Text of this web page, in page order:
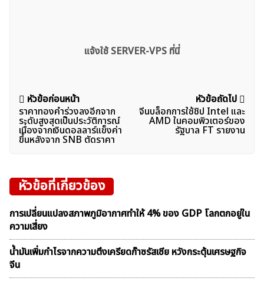
แจ้งใช้ SERVER-VPS ที่นี่
แนะแนว
เรื่อง
หัวข้อก่อนหน้า
ราคาทองคำร่วงลงอีกจาก
ระดับสูงสุดเป็นประวัติการณ์
เนื่องจากเงินดอลลาร์แข็งค่า
ขึ้นหลังจาก SNB ตัดราคา
หัวข้อถัดไป
จีนบล็อกการใช้ชิป Intel และ
AMD ในคอมพิวเตอร์ของ
รัฐบาล FT รายงาน
หัวข้อที่เกี่ยวข้อง
การเปลี่ยนแปลงสภาพภูมิอากาศทำให้ 4% ของ GDP โลกตกอยู่ใน
ความเสี่ยง
น้ำมันเพิ่มกำไรจากความตึงเครียดก๊าซรัสเซีย หวังกระตุ้นเศรษฐกิจ
จีน